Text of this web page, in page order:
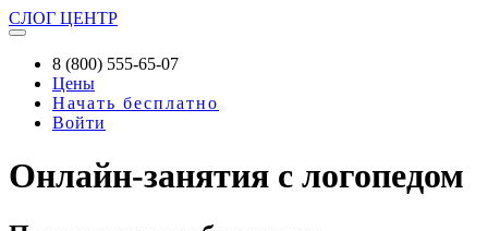
СЛОГ ЦЕНТР
8 (800) 555-65-07
Цены
Начать бесплатно
Войти
Онлайн-занятия с логопедом